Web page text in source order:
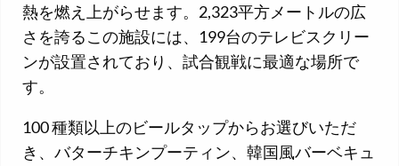
熱を燃え上がらせます。2,323平方メートルの広
さを誇るこの施設には、199台のテレビスクリー
ンが設置されており、試合観戦に最適な場所で
す。
100 種類以上のビールタップからお選びいただ
き、バターチキンプーティン、韓国風バーベキュ